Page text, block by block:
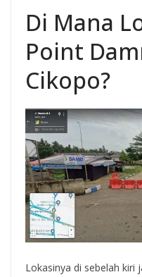
Di Mana
Point
Cikopo?
Lokasinya di sebelah kiri